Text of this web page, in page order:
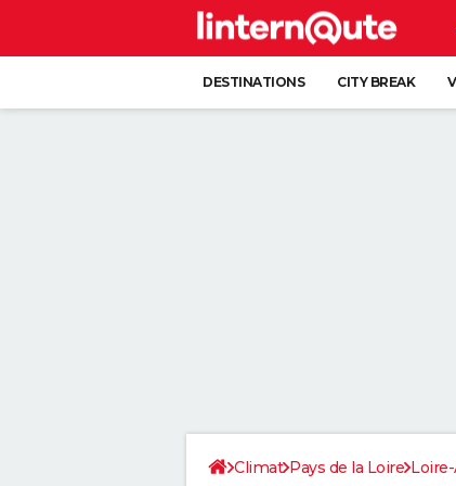
DESTINATIONS CITY BREAK
Climat Pays de la Loire